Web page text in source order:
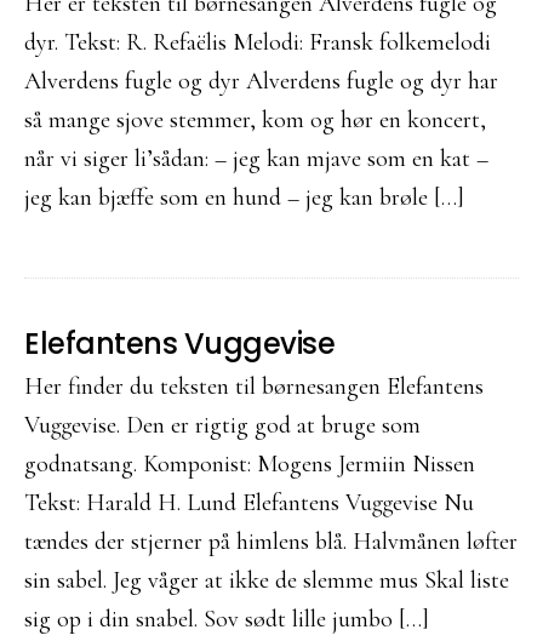
dyr. Tekst: R. Refaëlis Melodi: Fransk folkemelodi
Alverdens fugle og dyr Alverdens fugle og dyr har
så mange sjove stemmer, kom og hør en koncert,
når vi siger li’sådan: – jeg kan mjave som en kat –
jeg kan bjæffe som en hund – jeg kan brøle […]
Elefantens Vuggevise
Her finder du teksten til børnesangen Elefantens
Vuggevise. Den er rigtig god at bruge som
godnatsang. Komponist: Mogens Jermiin Nissen
Tekst: Harald H. Lund Elefantens Vuggevise Nu
tændes der stjerner på himlens blå. Halvmånen løfter
sin sabel. Jeg våger at ikke de slemme mus Skal liste
sig op i din snabel. Sov sødt lille jumbo […]